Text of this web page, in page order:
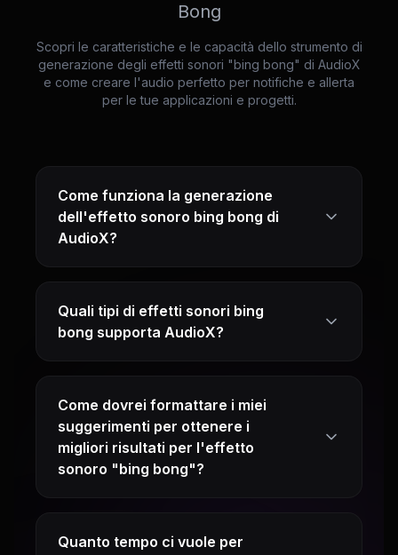
Bong
Scopri le caratteristiche e le capacità dello strumento di
generazione degli effetti sonori "bing bong" di AudioX
e come creare l'audio perfetto per notifiche e allerta
per le tue applicazioni e progetti.
Come funziona la generazione
dell'effetto sonoro bing bong di
AudioX?
Quali tipi di effetti sonori bing
bong supporta AudioX?
Come dovrei formattare i miei
suggerimenti per ottenere i
migliori risultati per l'effetto
sonoro "bing bong"?
Quanto tempo ci vuole per